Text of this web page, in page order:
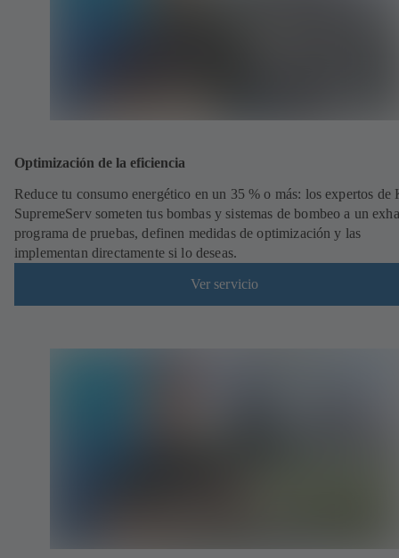
Optimización de la eficiencia
Reduce tu consumo energético en un 35 % o más: los expertos de
SupremeServ someten tus bombas y sistemas de bombeo a un
programa de pruebas, definen medidas de optimización y las
implementan directamente si lo deseas.
Ver servicio